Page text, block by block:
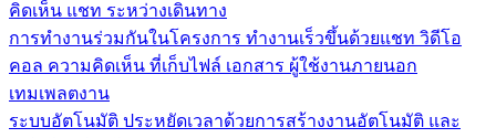
คิดเห็น แชท ระหว่างเดินทาง
การทำงานร่วมกันในโครงการ ทํางานเร็วขึ้นด้วยแชท วิดีโอ
คอล ความคิดเห็น ที่เก็บไฟล์ เอกสาร ผู้ใช้งานภายนอก
เทมเพลตงาน
ระบบอัตโนมัติ ประหยัดเวลาด้วยการสร้างงานอัตโนมัติ และ